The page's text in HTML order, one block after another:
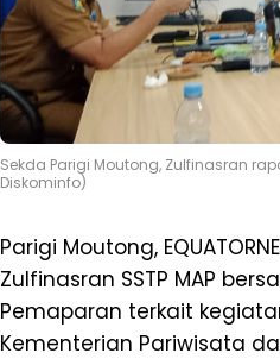
Sekda Parigi Moutong, Zulfinasran
Diskominfo)
Parigi Moutong,
Zulfinasran SSTP MAP
Pemaparan terkait
Kementerian Pariwisata